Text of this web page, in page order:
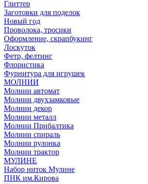
Глиттер
Заготовки для поделок
Новый год
Проволока, тросики
Оформление, скрапбукинг
Лоскуток
Фетр, фелтинг
Флористика
Фурнитура для игрушек
МОЛНИИ
Молнии автомат
Молнии двухзамковые
Молнии декор
Молнии металл
Молнии Прибалтика
Молнии спираль
Молнии рулонка
Молнии трактор
МУЛИНЕ
Набор ниток Мулине
ПНК им.Кирова